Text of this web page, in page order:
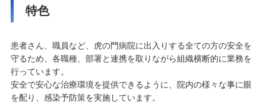
特色
患者さん、職員など、虎の門病院に出入りする全ての方の安全を
守るため、各職種、部署と連携を取りながら組織横断的に業務を
行っています。
安全で安心な治療環境を提供できるように、院内の様々な事に眼
を配り、感染予防策を実施しています。